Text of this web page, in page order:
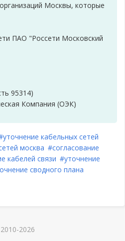
Москвы, которые
ПАО "Россети Московский
95314)
Компания (ОЭК)
кабельных сетей
москва #согласование
кабелей связи #уточнение
сводного плана
2026